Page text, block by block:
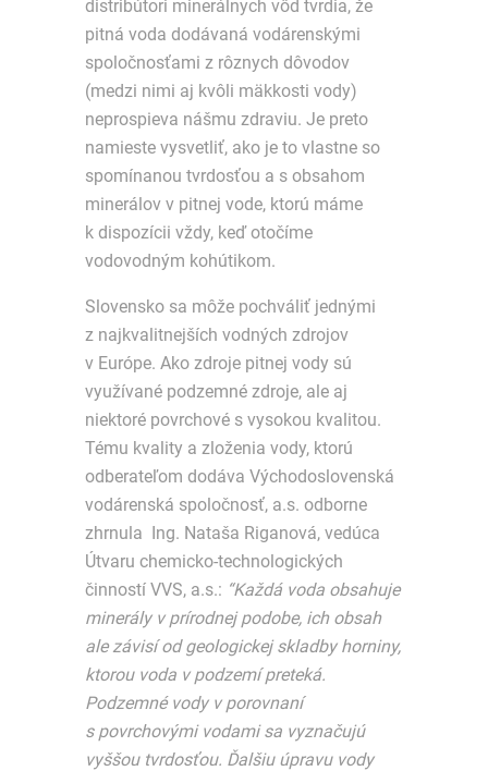
distribútori minerálnych vôd tvrdia, že
pitná voda dodávaná vodárenskými
spoločnosťami z rôznych dôvodov
(medzi nimi aj kvôli mäkkosti vody)
neprospieva nášmu zdraviu. Je preto
namieste vysvetliť, ako je to vlastne so
spomínanou tvrdosťou a s obsahom
minerálov v pitnej vode, ktorú máme
k dispozícii vždy, keď otočíme
vodovodným kohútikom.
Slovensko sa môže pochváliť jednými
z najkvalitnejších vodných zdrojov
v Európe. Ako zdroje pitnej vody sú
využívané podzemné zdroje, ale aj
niektoré povrchové s vysokou kvalitou.
Tému kvality a zloženia vody, ktorú
odberateľom dodáva Východoslovenská
vodárenská spoločnosť, a.s. odborne
zhrnula Ing. Nataša Riganová, vedúca
Útvaru chemicko-technologických
činností VVS, a.s.: “Každá voda obsahuje
minerály v prírodnej podobe, ich obsah
ale závisí od geologickej skladby horniny,
ktorou voda v podzemí preteká.
Podzemné vody v porovnaní
s povrchovými vodami sa vyznačujú
vyššou tvrdosťou. Ďalšiu úpravu vody